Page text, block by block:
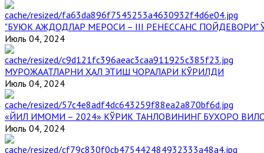
"БУЮК АЖДОДЛАР МЕРОСИ – III РЕНЕССАНС
Июль 04, 2024
МУРОЖААТЛАРНИ ҲАЛ ЭТИШ ЧОРАЛАРИ КЎРИЛДИ
Июль 04, 2024
«ЙИЛ ИМОМИ – 2024» КЎРИК ТАНЛОВИНИНГ БУХОРО
Июль 04, 2024